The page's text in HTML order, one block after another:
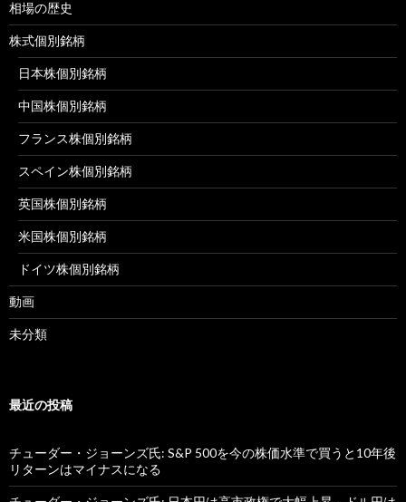
相場の歴史
株式個別銘柄
日本株個別銘柄
中国株個別銘柄
フランス株個別銘柄
スペイン株個別銘柄
英国株個別銘柄
米国株個別銘柄
ドイツ株個別銘柄
動画
未分類
最近の投稿
チューダー・ジョーンズ氏: S&P 500を今の株価水準で買うと10年後
リターンはマイナスになる